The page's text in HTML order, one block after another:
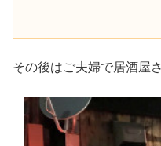
その後はご夫婦で居酒屋